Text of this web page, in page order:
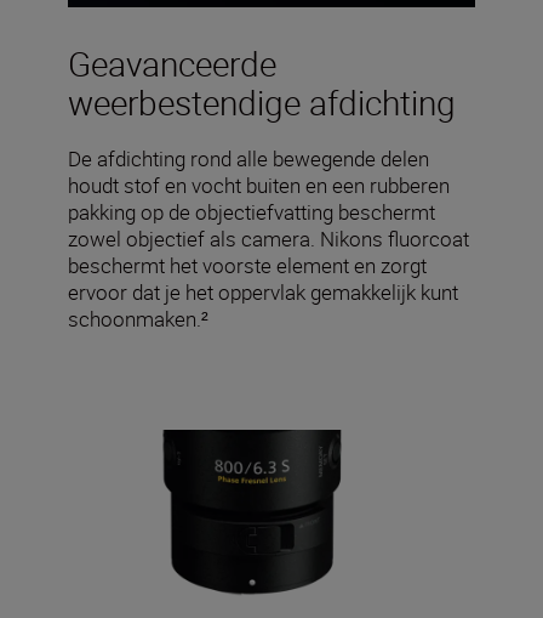
Geavanceerde
weerbestendige afdichting
De afdichting rond alle bewegende delen
houdt stof en vocht buiten en een rubberen
pakking op de objectiefvatting beschermt
zowel objectief als camera. Nikons fluorcoat
beschermt het voorste element en zorgt
ervoor dat je het oppervlak gemakkelijk kunt
schoonmaken.²